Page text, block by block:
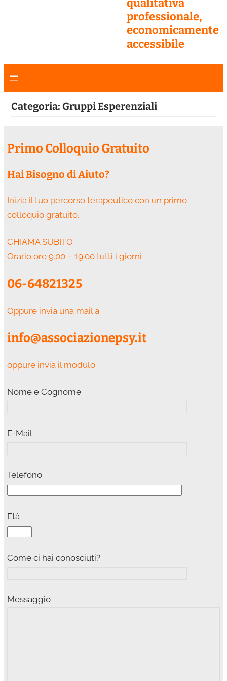
qualitativa
professionale,
economicamente
accessibile
Categoria: Gruppi Esperenziali
Primo Colloquio Gratuito
Hai Bisogno di Aiuto?
Inizia il tuo percorso terapeutico con un primo
colloquio gratuito.
CHIAMA SUBITO
Orario ore 9.00 – 19.00 tutti i giorni
06-64821325
Oppure invia una mail a
info@associazionepsy.it
oppure invia il modulo
Nome e Cognome
E-Mail
Telefono
Età
Come ci hai conosciuti?
Messaggio